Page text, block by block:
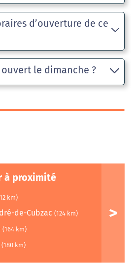
d’ouverture de ce
le dimanche ?
à proximité
km)
de-Cubzac (124 km)
(164 km)
(180 km)